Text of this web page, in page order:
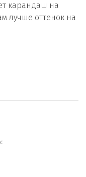
карандаш на
лучше оттенок на